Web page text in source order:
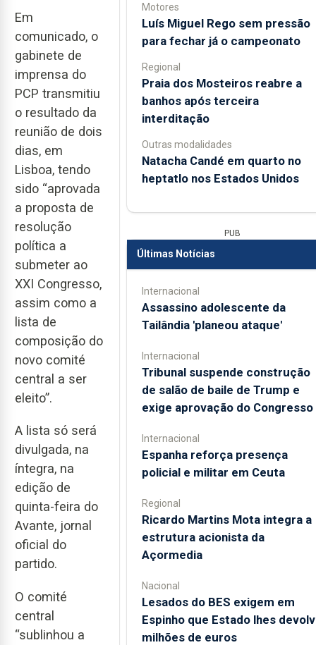
Em
comunicado, o
gabinete de
imprensa do
PCP transmitiu
o resultado da
reunião de dois
dias, em
Lisboa, tendo
sido “aprovada
a proposta de
resolução
política a
submeter ao
XXI Congresso,
assim como a
lista de
composição do
novo comité
central a ser
eleito”.
A lista só será
divulgada, na
íntegra, na
edição de
quinta-feira do
Avante, jornal
oficial do
partido.
O comité
central
“sublinhou a
Motores
Luís Miguel Rego sem pressão
para fechar já o campeonato
Regional
Praia dos Mosteiros reabre a
banhos após terceira
interditação
Outras modalidades
Natacha Candé em quarto no
heptatlo nos Estados Unidos
PUB
Últimas Notícias
Internacional
Assassino adolescente da
Tailândia 'planeou ataque'
Internacional
Tribunal suspende construção
de salão de baile de Trump e
exige aprovação do Congresso
Internacional
Espanha reforça presença
policial e militar em Ceuta
Regional
Ricardo Martins Mota integra a
estrutura acionista da
Açormedia
Nacional
Lesados do BES exigem em
Espinho que Estado lhes
milhões de euros